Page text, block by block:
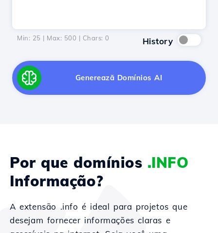
Min: 25 | Max: 500 | Chars: 0 History
Generează Domínios AI
Por que domínios .INFO
Informação?
A extensão .info é ideal para projetos que
desejam fornecer informações claras e